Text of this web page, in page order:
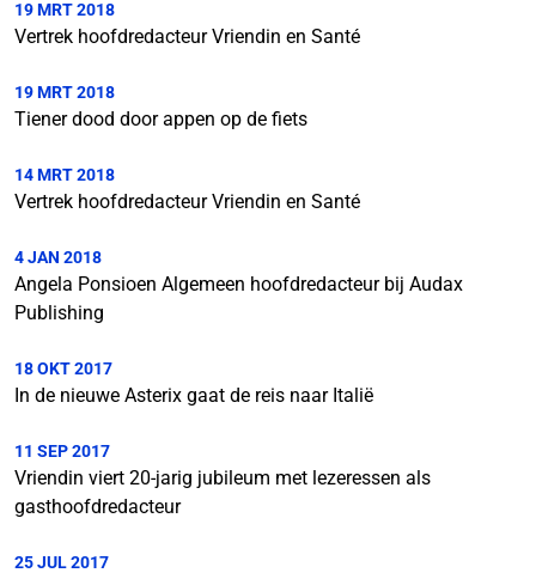
19 MRT 2018
Vertrek hoofdredacteur Vriendin en Santé
19 MRT 2018
Tiener dood door appen op de fiets
14 MRT 2018
Vertrek hoofdredacteur Vriendin en Santé
4 JAN 2018
Angela Ponsioen Algemeen hoofdredacteur bij Audax
Publishing
18 OKT 2017
In de nieuwe Asterix gaat de reis naar Italië
11 SEP 2017
Vriendin viert 20-jarig jubileum met lezeressen als
gasthoofdredacteur
25 JUL 2017